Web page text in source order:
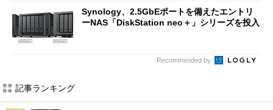
Synology、2.5GbEポートを備えたエントリ
ーNAS「DiskStation neo＋」シリーズを投入
Recommended by
記事ランキング